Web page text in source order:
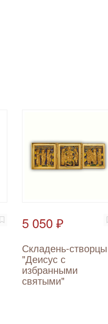
5 050 ₽
Складень-створцы
"Деисус с
избранными
святыми"